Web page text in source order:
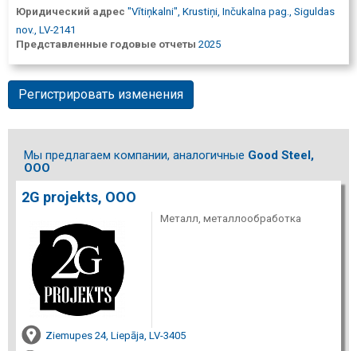
Юридический адрес "Vītiņkalni", Krustiņi, Inčukalna pag., Siguldas
nov., LV-2141
Представленные годовые отчеты 2025
Регистрировать изменения
Мы предлагаем компании, аналогичные Good Steel,
ООО
2G projekts, ООО
Металл, металлообработка
Ziemupes 24, Liepāja, LV-3405